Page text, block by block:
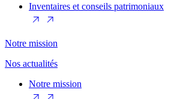
Inventaires et conseils patrimoniaux
Notre mission
Nos actualités
Notre mission